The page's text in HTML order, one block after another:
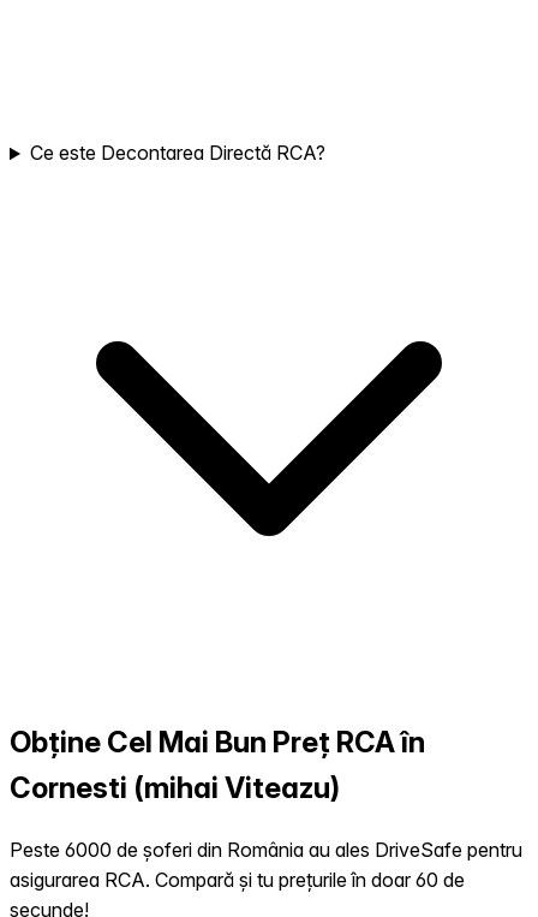
Ce este Decontarea Directă RCA?
Obține Cel Mai Bun Preț RCA în
Cornesti (mihai Viteazu)
Peste 6000 de șoferi din România au ales DriveSafe pentru
asigurarea RCA. Compară și tu prețurile în doar 60 de
secunde!